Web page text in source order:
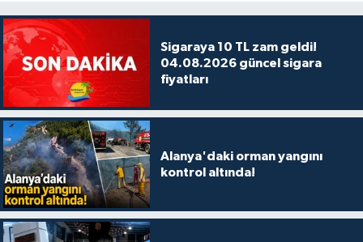
Sigaraya 10 TL zam geldi!
04.08.2026 güncel sigara
fiyatları
Alanya'daki orman yangını
kontrol altında!